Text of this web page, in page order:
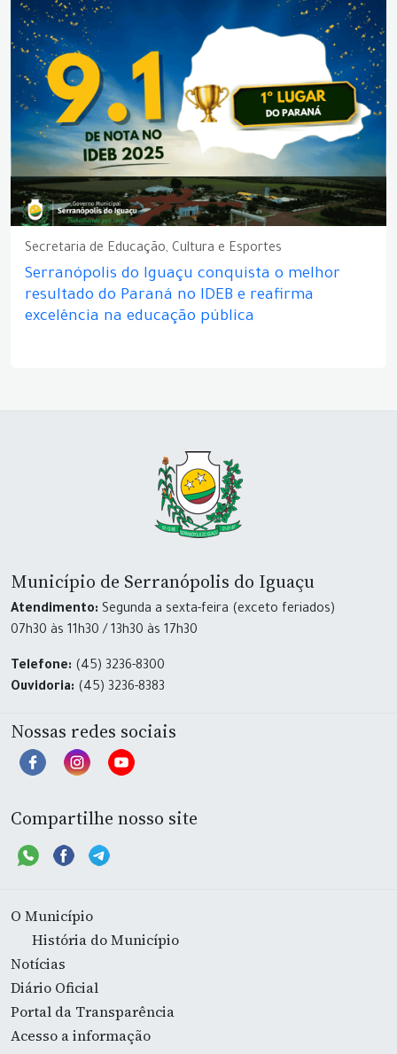
Secretaria de Educação, Cultura e Esportes
Serranópolis do Iguaçu conquista o melhor
resultado do Paraná no IDEB e reafirma
excelência na educação pública
Município de Serranópolis do Iguaçu
Atendimento: Segunda a sexta-feira (exceto feriados)
07h30 às 11h30 / 13h30 às 17h30
Telefone: (45) 3236-8300
Ouvidoria: (45) 3236-8383
Nossas redes sociais
Compartilhe nosso site
O Município
História do Município
Notícias
Diário Oficial
Portal da Transparência
Acesso a informação